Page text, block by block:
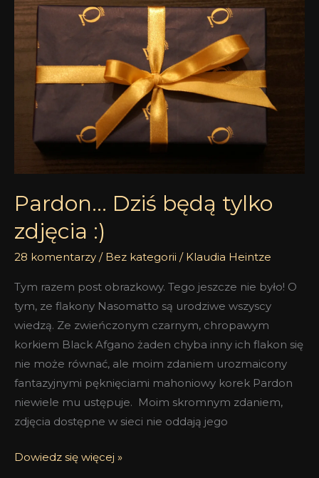
Pardon… Dziś będą tylko
zdjęcia :)
28 komentarzy / Bez kategorii / Klaudia Heintze
Tym razem post obrazkowy. Tego jeszcze nie było! O
tym, ze flakony Nasomatto są urodziwe wszyscy
wiedzą. Ze zwieńczonym czarnym, chropawym
korkiem Black Afgano żaden chyba inny ich flakon się
nie może równać, ale moim zdaniem urozmaicony
fantazyjnymi pęknięciami mahoniowy korek Pardon
niewiele mu ustępuje. Moim skromnym zdaniem,
zdjęcia dostępne w sieci nie oddają jego
Dziś
będą
tylko
zdjęcia
Dowiedz się więcej »